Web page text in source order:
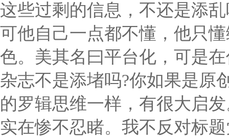
这些过剩的信息，不还是添
可他自己一点都不懂，他只
色。美其名曰平台化，可是
杂志不是添堵吗?你如果是原
的罗辑思维一样，有很大启
实在惨不忍睹。我不反对标